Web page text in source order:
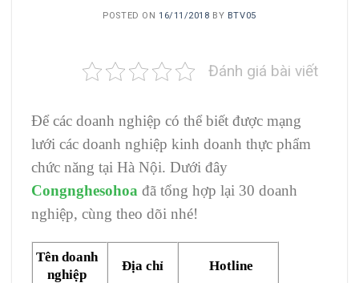
POSTED ON 16/11/2018 BY BTV05
Đánh giá bài viết
Để các doanh nghiệp có thể biết được mạng
lưới các doanh nghiệp kinh doanh thực phẩm
chức năng tại Hà Nội. Dưới đây
Congnghesohoa đã tổng hợp lại 30 doanh
nghiệp, cùng theo dõi nhé!
Tên doanh
nghiệp
Địa chỉ Hotline